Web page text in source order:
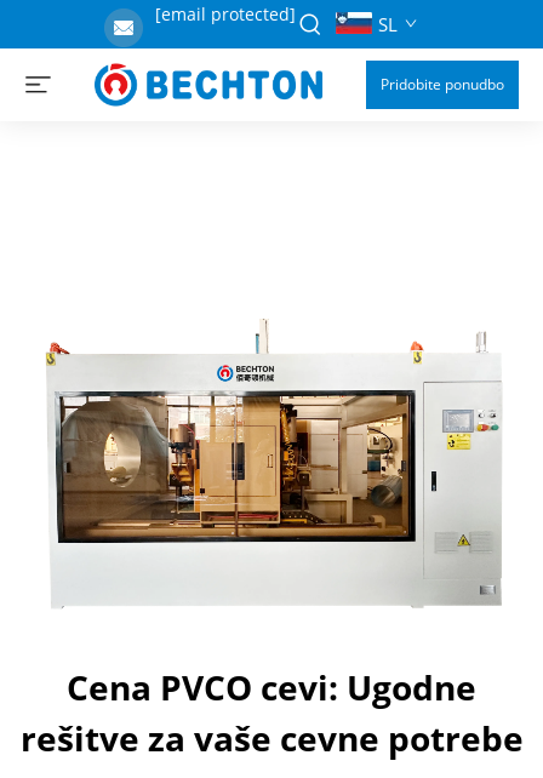
[email protected] SL
Pridobite ponudbo
Cena PVCO cevi: Ugodne
rešitve za vaše cevne potrebe